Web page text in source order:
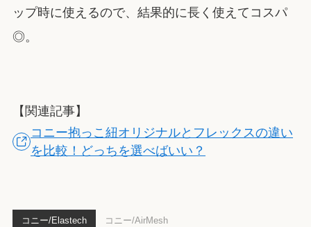
ップ時に使えるので、結果的に長く使えてコスパ
◎。
【関連記事】
コニー抱っこ紐オリジナルとフレックスの違い
を比較！どっちを選べばいい？
コニー/Elastech コニー/AirMesh